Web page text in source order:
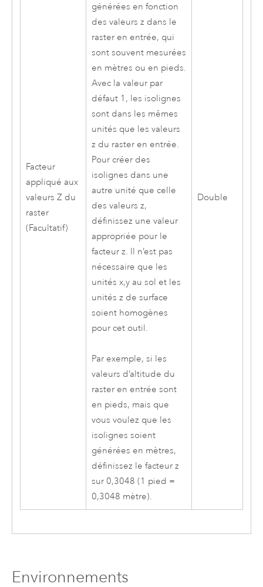
Facteur
appliqué aux
valeurs Z du
raster
(Facultatif)
générées en fonction
des valeurs z dans le
raster en entrée, qui
sont souvent mesurées
en mètres ou en pieds.
Avec la valeur par
défaut 1, les isolignes
sont dans les mêmes
unités que les valeurs
z du raster en entrée.
Pour créer des
isolignes dans une
autre unité que celle
des valeurs z,
définissez une valeur
appropriée pour le
facteur z. Il n’est pas
nécessaire que les
unités x,y au sol et les
unités z de surface
soient homogènes
pour cet outil.
Par exemple, si les
valeurs d’altitude du
raster en entrée sont
en pieds, mais que
vous voulez que les
isolignes soient
générées en mètres,
définissez le facteur z
sur 0,3048 (1 pied =
0,3048 mètre).
Double
Environnements